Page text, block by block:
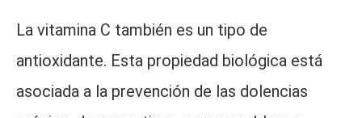
La vitamina C también es un tipo de
antioxidante. Esta propiedad biológica está
asociada a la prevención de las dolencias